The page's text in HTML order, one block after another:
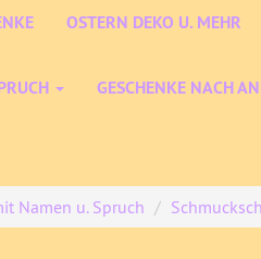
OSTERN DEKO U. MEHR
GESCHENKE NACH
Namen u. Spruch